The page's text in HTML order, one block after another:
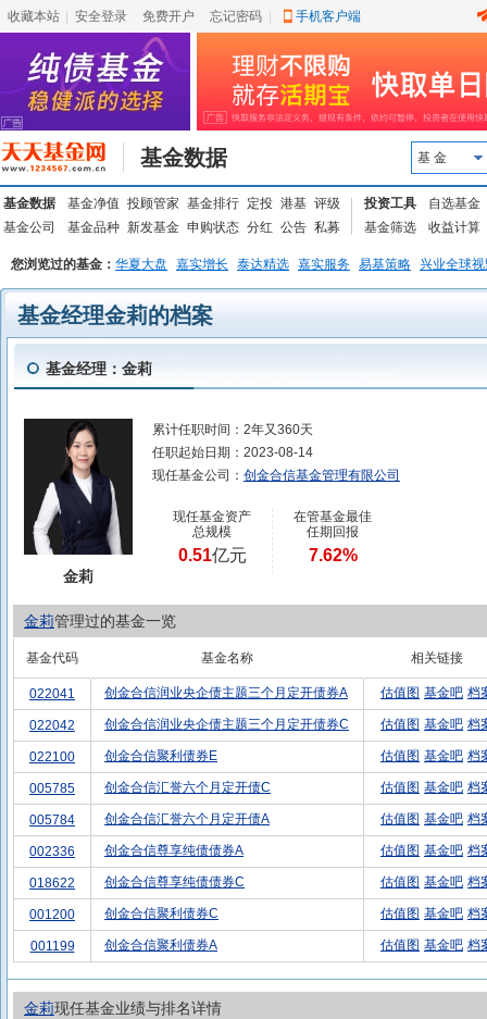
收藏本站 安全登录 免费开户 忘记密码 手机客户端
基金数据 基 金
基金数据 基金净值 投顾管家 基金排行 定投 港基 评级
基金公司
基金品种 新发基金 申购状态 分红 公告 私募
投资工具
自选基金
基金筛选
收益计算
您浏览过的基金： 华夏大盘 嘉实增长 泰达精选 嘉实服务 易基策略 兴业全球
基金经理金莉的档案
基金经理：金莉
金莉
累计任职时间： 2年又360天
任职起始日期： 2023-08-14
现任基金公司： 创金合信基金管理有限公司
现任基金资产
总规模
0.51亿元
在管基金最佳
任期回报
7.62%
金莉管理过的基金一览
基金代码 基金名称 相关链接
022041 创金合信润业央企债主题三个月定开债券A 估值图 基金吧 档
022042 创金合信润业央企债主题三个月定开债券C 估值图 基金吧 档
022100 创金合信聚利债券E 估值图 基金吧 档
005785 创金合信汇誉六个月定开债C 估值图 基金吧 档
005784 创金合信汇誉六个月定开债A 估值图 基金吧 档
002336 创金合信尊享纯债债券A 估值图 基金吧 档
018622 创金合信尊享纯债债券C 估值图 基金吧 档
001200 创金合信聚利债券C 估值图 基金吧 档
001199 创金合信聚利债券A 估值图 基金吧 档
金莉现任基金业绩与排名详情